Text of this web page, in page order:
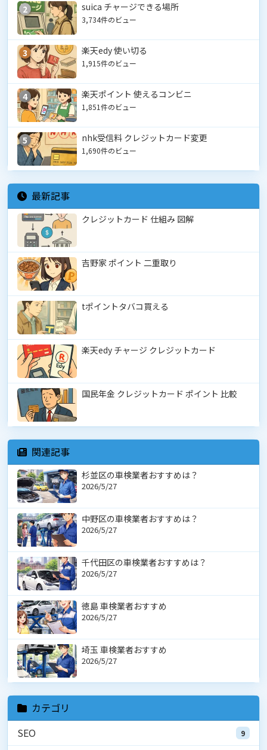
2 suica チャージできる場所
3,734件のビュー
3 楽天edy 使い切る
1,915件のビュー
4 楽天ポイント 使えるコンビニ
1,851件のビュー
5 nhk受信料 クレジットカード変更
1,690件のビュー
最新記事
クレジットカード 仕組み 図解
吉野家 ポイント 二重取り
tポイントタバコ買える
楽天edy チャージ クレジットカード
国民年金 クレジットカード ポイント 比較
関連記事
杉並区の車検業者おすすめは？
2026/5/27
中野区の車検業者おすすめは？
2026/5/27
千代田区の車検業者おすすめは？
2026/5/27
徳島 車検業者おすすめ
2026/5/27
埼玉 車検業者おすすめ
2026/5/27
カテゴリ
SEO
9